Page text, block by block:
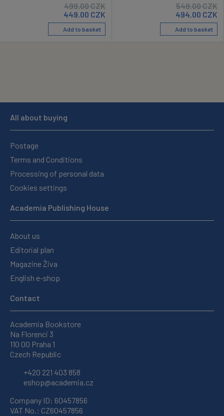
499.00CZK
449.00 CZK
Add to basket
549.00CZK
494.00 CZK
Add to basket
All about buying
Postage
Terms and Conditions
Processing of personal data
Cookies settings
Academia Publishing House
About us
Editorial plan
Magazine Živa
English e-shop
Contact
Academia Bookstore
Na Florenci 3
110 00 Praha 1
Czech Republic
+420 221 403 858
eshop@academia.cz
Company ID: 60457856
VAT No.: CZ60457856